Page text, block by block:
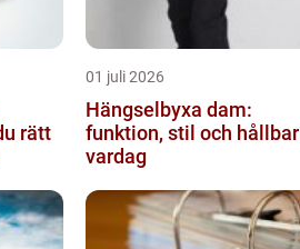
01 juli 2026
Hängselbyxa dam:
funktion, stil och hållbar
vardag